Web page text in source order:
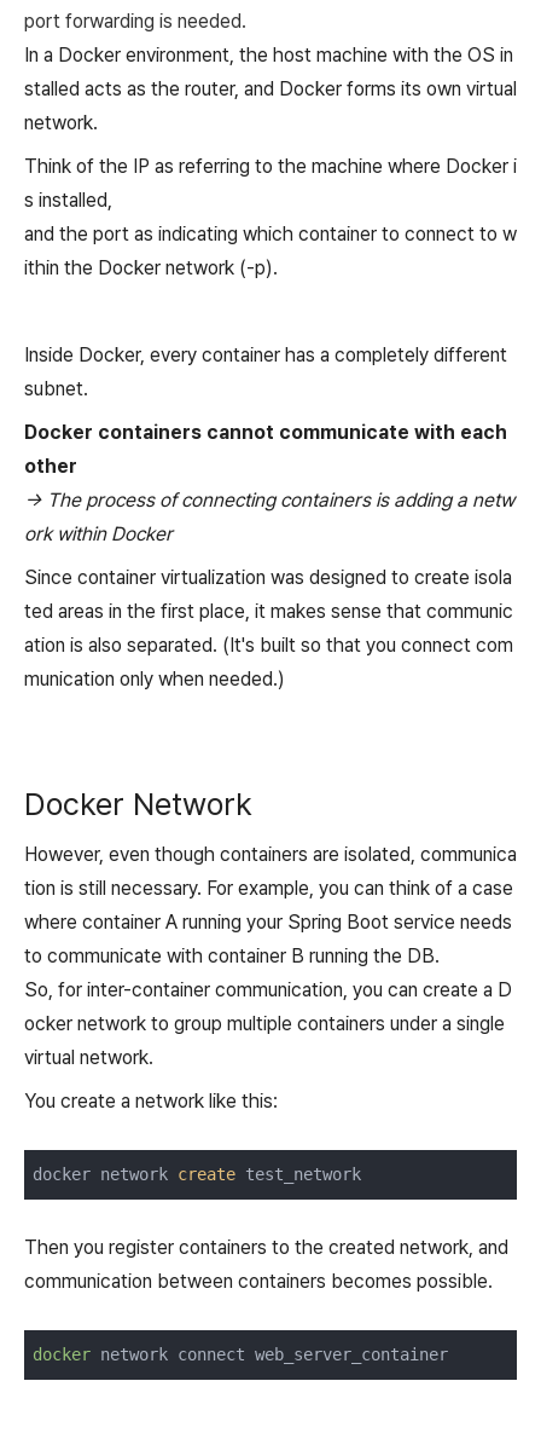
port forwarding is needed.
In a Docker environment, the host machine with the OS in
stalled acts as the router, and Docker forms its own virtual
network.
Think of the IP as referring to the machine where Docker i
s installed,
and the port as indicating which container to connect to w
ithin the Docker network (-p).
Inside Docker, every container has a completely different
subnet.
Docker containers cannot communicate with each
other
-> The process of connecting containers is adding a netw
ork within Docker
Since container virtualization was designed to create isola
ted areas in the first place, it makes sense that communic
ation is also separated. (It's built so that you connect com
munication only when needed.)
Docker Network
However, even though containers are isolated, communica
tion is still necessary. For example, you can think of a case
where container A running your Spring Boot service needs
to communicate with container B running the DB.
So, for inter-container communication, you can create a D
ocker network to group multiple containers under a single
virtual network.
You create a network like this:
docker network create test_network
Then you register containers to the created network, and
communication between containers becomes possible.
docker network connect web_server_container